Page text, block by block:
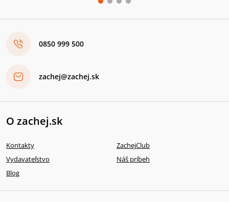
0850 999 500
zachej@zachej.sk
O zachej.sk
Kontakty
ZachejClub
Vydavateľstvo
Náš príbeh
Blog